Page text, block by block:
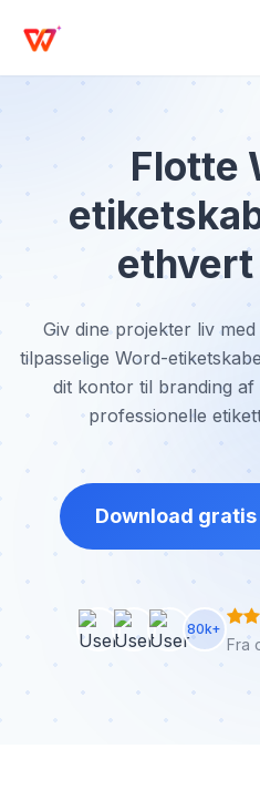
Flotte
Giv dine projekter liv
tilpasselige Word-
dit kontor til branding
professionelle
Download
80k+
Fra